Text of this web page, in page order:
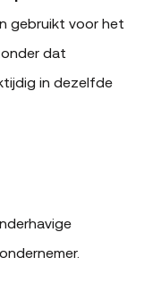
gebruikt voor het
dat
in dezelfde